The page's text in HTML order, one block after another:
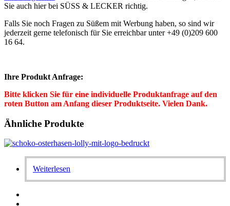
Sie auch hier bei SÜSS & LECKER richtig.
Falls Sie noch Fragen zu Süßem mit Werbung haben, so sind wir
jederzeit gerne telefonisch für Sie erreichbar unter +49 (0)209 600
16 64.
Ihre Produkt Anfrage:
Bitte klicken Sie für eine individuelle Produktanfrage auf den
roten Button am Anfang dieser Produktseite. Vielen Dank.
Ähnliche Produkte
Weiterlesen